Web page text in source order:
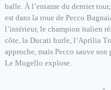
balle. À l’entame du dernier
est dans la roue de Pecco
l’intérieur, le champion italien
côte, la Ducati hurle, l’Aprilia
approche, mais Pecco sauve
Le Mugello explose.